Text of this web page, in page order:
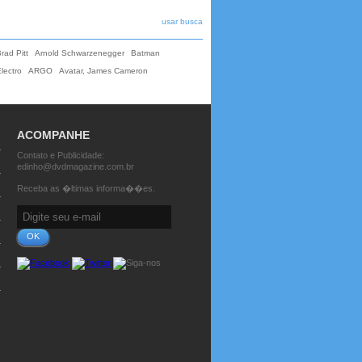
usar busca
Pitt Arnold Schwarzenegger
Batman
ARGO Avatar, James Cameron
ACOMPANHE
Contato e Publicidade:
edinho@dvdmagazine.com.br
Receba as �ltimas informa��es.
OK